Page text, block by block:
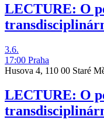
LECTURE: O
3.6.
17:00 Praha
Husova 4, 110 00 Staré
LECTURE: O